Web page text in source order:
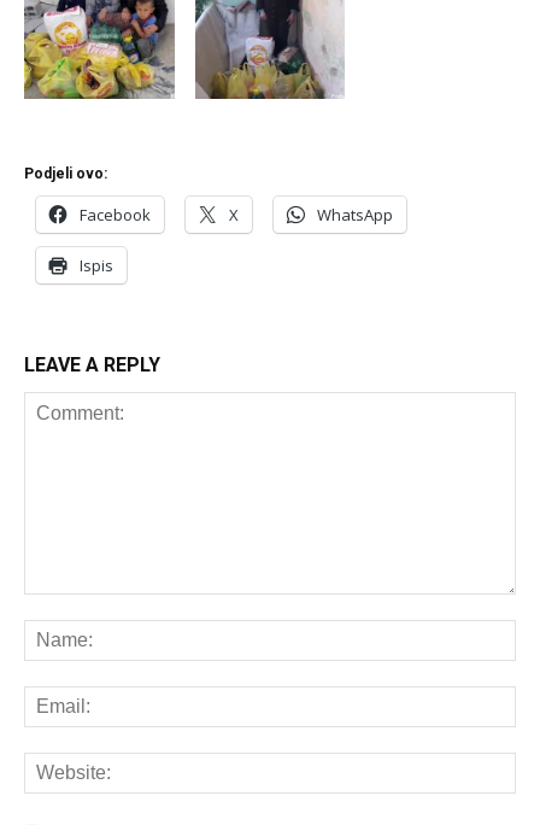
Podjeli ovo:
Facebook X WhatsApp
Ispis
LEAVE A REPLY